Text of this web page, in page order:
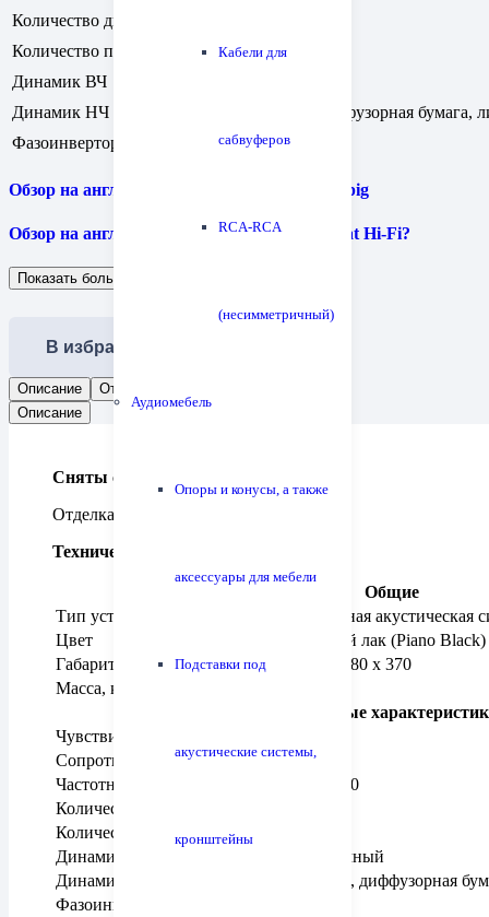
Кабели для
сабвуферов
RCA-RCA
(несимметричный)
Аудиомебель
Опоры и конусы, а также
аксессуары для мебели
Подставки под
акустические системы,
кронштейны
Количество динамиков, шт
Количество полос, шт
2
Динамик ВЧ
Динамик НЧ
130 мм, диффузорная бумага,
Фазоинвертор
Сзади
Обзор на английском читайте на сайте hifi pig
Обзор на английском читайте на сайте What Hi-Fi?
Показать больше
В избранное
Описание
Отзывы (0)
Описание
Сняты с производства
Отделка черный рояльный лак.
Технические характеристики
Общие
Тип устройства
Полочная акустическая
Цвет
Черный лак (Piano Black)
Габариты, мм
190 x 280 x 370
Масса, кг
Основные
Чувствительность, дБ
Сопротивление, Ом
6
Частотный диапазон, Гц — кГц
39 — 20
Количество динамиков, шт
Количество полос, шт
Динамик ВЧ
Ленточный
Динамик НЧ
130 мм, диффузорная
Фазоинвертор